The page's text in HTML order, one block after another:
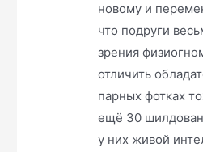
новому и
что подруги
зрения
отличить
парных фотках
ещё 30
у них живой